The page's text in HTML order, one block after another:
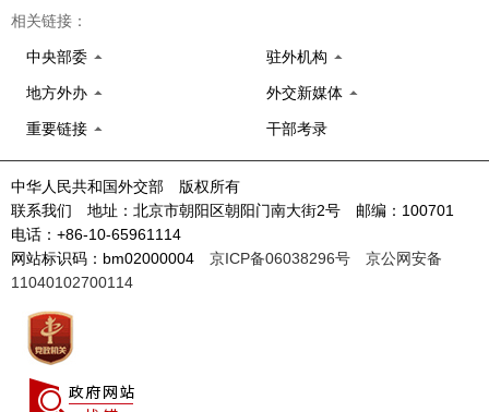
相关链接：
中央部委 驻外机构
地方外办 外交新媒体
重要链接 干部考录
中华人民共和国外交部 版权所有
联系我们 地址：北京市朝阳区朝阳门南大街2号 邮编：100701
电话：+86-10-65961114
网站标识码：bm02000004 京ICP备06038296号
京公网安备
11040102700114